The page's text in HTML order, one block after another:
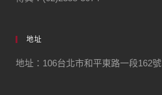
地址
地址：106台北市和平東路一段162號